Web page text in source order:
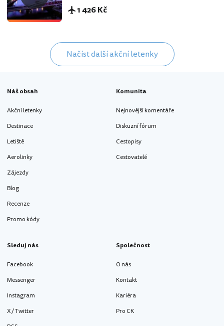
1 426 Kč
Načíst další akční letenky
Náš obsah
Akční letenky
Destinace
Letiště
Aerolinky
Zájezdy
Blog
Recenze
Promo kódy
Komunita
Nejnovější komentáře
Diskuzní fórum
Cestopisy
Cestovatelé
Sleduj nás
Facebook
Messenger
Instagram
X / Twitter
Společnost
O nás
Kontakt
Kariéra
Pro CK